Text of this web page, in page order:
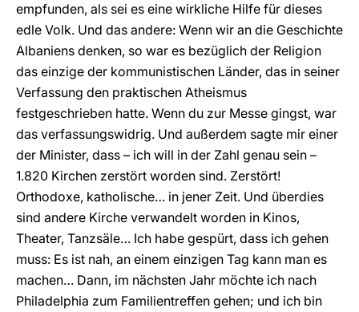
empfunden, als sei es eine wirkliche Hilfe für dieses
edle Volk. Und das andere: Wenn wir an die Geschichte
Albaniens denken, so war es bezüglich der Religion
das einzige der kommunistischen Länder, das in seiner
Verfassung den praktischen Atheismus
festgeschrieben hatte. Wenn du zur Messe gingst, war
das verfassungswidrig. Und außerdem sagte mir einer
der Minister, dass – ich will in der Zahl genau sein –
1.820 Kirchen zerstört worden sind. Zerstört!
Orthodoxe, katholische… in jener Zeit. Und überdies
sind andere Kirche verwandelt worden in Kinos,
Theater, Tanzsäle… Ich habe gespürt, dass ich gehen
muss: Es ist nah, an einem einzigen Tag kann man es
machen… Dann, im nächsten Jahr möchte ich nach
Philadelphia zum Familientreffen gehen; und ich bin